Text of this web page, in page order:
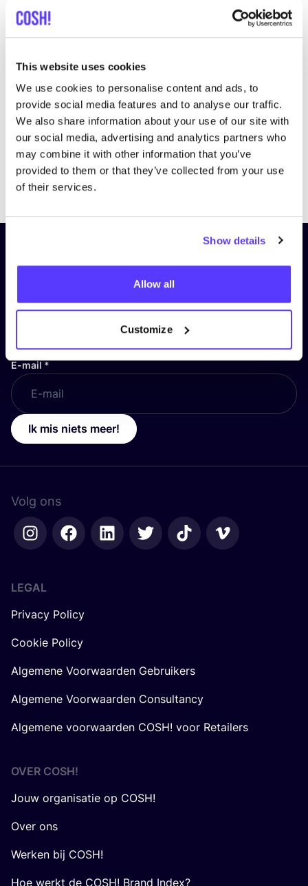
This website uses cookies
We use cookies to personalise content and ads, to
provide social media features and to analyse our traffic.
We also share information about your use of our site with
our social media, advertising and analytics partners who
may combine it with other information that you’ve
provided to them or that they’ve collected from your use
of their services.
Show details
Allow all
Customize
PreviousNext
en blijf op de hoogte!
Voornaam*
E-mail*
Ik mis niets meer!
Volg ons
LEGAL
Privacy Policy
Cookie Policy
Algemene Voorwaarden Gebruikers
Algemene Voorwaarden Consultancy
Algemene voorwaarden COSH! voor Retailers
OVER COSH!
Jouw organisatie op COSH!
Over ons
Werken bij COSH!
Hoe werkt de COSH! Brand Index?